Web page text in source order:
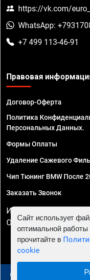
https://vk.com/
WhatsApp:
+7 499 113-46-91
Правовая
Договор-Оферта
Политика
Персональных Данных.
Формы Оплаты
Удаление Сажевого
Чип Тюнинг BMW После
Заказать Звонок
ИП Смирнов Георгий
ОГРНИП
© 2010 - 2026 Чип
Сайт использует
оптимальной
прочитайте в
cookie